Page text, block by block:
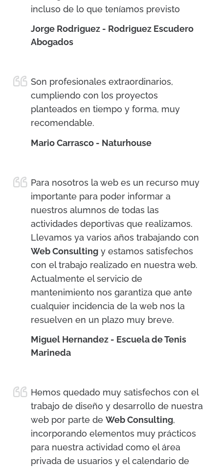
incluso de lo que teníamos previsto
Jorge Rodriguez - Rodriguez Escudero
Abogados
Son profesionales extraordinarios,
cumpliendo con los proyectos
planteados en tiempo y forma, muy
recomendable.
Mario Carrasco - Naturhouse
Para nosotros la web es un recurso muy
importante para poder informar a
nuestros alumnos de todas las
actividades deportivas que realizamos.
Llevamos ya varios años trabajando con
Web Consulting y estamos satisfechos
con el trabajo realizado en nuestra web.
Actualmente el servicio de
mantenimiento nos garantiza que ante
cualquier incidencia de la web nos la
resuelven en un plazo muy breve.
Miguel Hernandez - Escuela de Tenis
Marineda
Hemos quedado muy satisfechos con el
trabajo de diseño y desarrollo de nuestra
web por parte de Web Consulting,
incorporando elementos muy prácticos
para nuestra actividad como el área
privada de usuarios y el calendario de